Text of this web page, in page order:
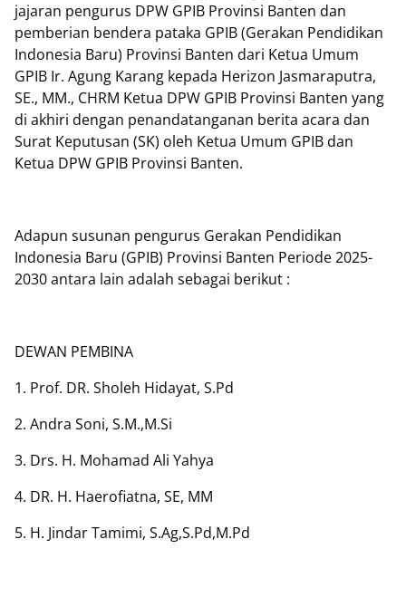
jajaran pengurus DPW GPIB Provinsi Banten dan
pemberian bendera pataka GPIB (Gerakan Pendidikan
Indonesia Baru) Provinsi Banten dari Ketua Umum
GPIB Ir. Agung Karang kepada Herizon Jasmaraputra,
SE., MM., CHRM Ketua DPW GPIB Provinsi Banten yang
di akhiri dengan penandatanganan berita acara dan
Surat Keputusan (SK) oleh Ketua Umum GPIB dan
Ketua DPW GPIB Provinsi Banten.
Adapun susunan pengurus Gerakan Pendidikan
Indonesia Baru (GPIB) Provinsi Banten Periode 2025-
2030 antara lain adalah sebagai berikut :
DEWAN PEMBINA
1. Prof. DR. Sholeh Hidayat, S.Pd
2. Andra Soni, S.M.,M.Si
3. Drs. H. Mohamad Ali Yahya
4. DR. H. Haerofiatna, SE, MM
5. H. Jindar Tamimi, S.Ag,S.Pd,M.Pd